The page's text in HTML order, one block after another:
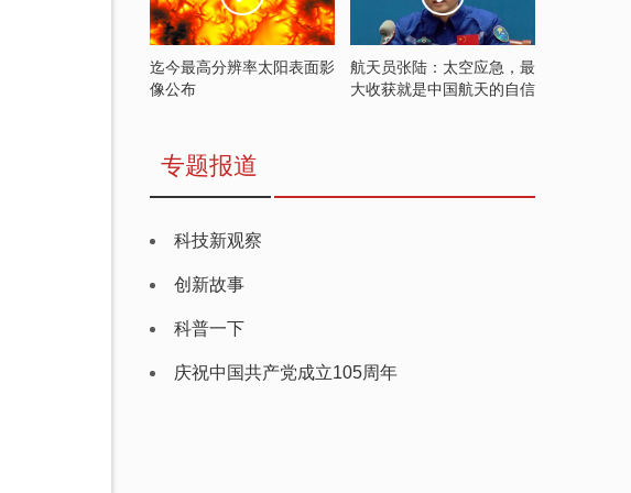
迄今最高分辨率太阳表面影
像公布
航天员张陆：太空应急，最
大收获就是中国航天的自信
专题报道
科技新观察
创新故事
科普一下
庆祝中国共产党成立105周年